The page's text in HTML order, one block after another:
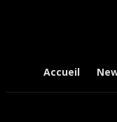
Accueil